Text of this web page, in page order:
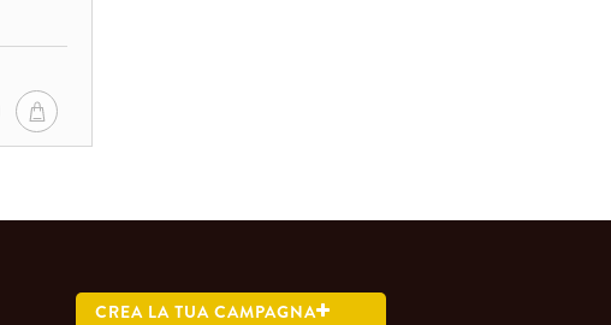
CREA LA TUA CAMPAGNA